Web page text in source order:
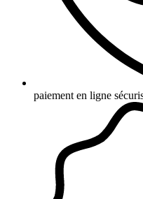
paiement en ligne